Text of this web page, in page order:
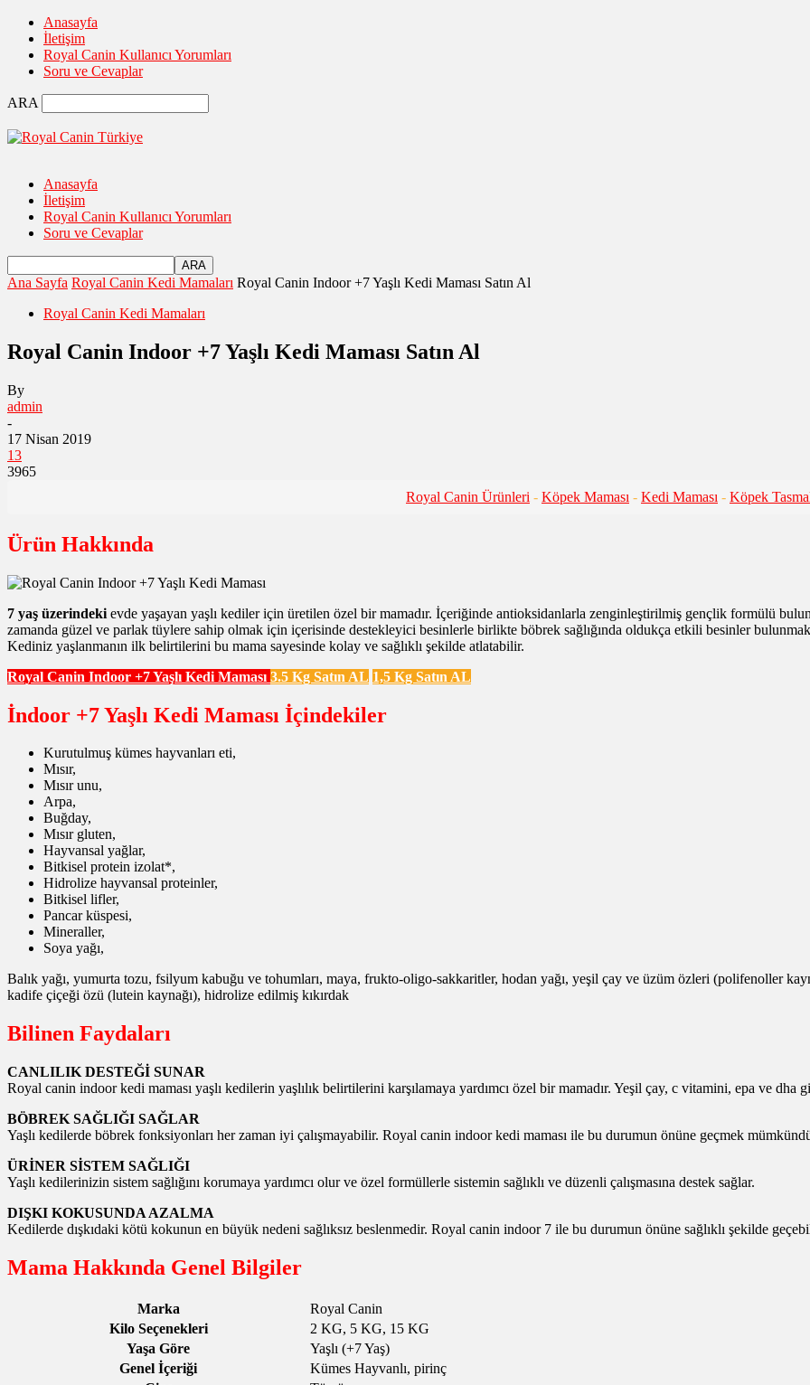
Anasayfa
İletişim
Royal Canin Kullanıcı Yorumları
Soru ve Cevaplar
ARA
Anasayfa
İletişim
Royal Canin Kullanıcı Yorumları
Soru ve Cevaplar
Ana Sayfa Royal Canin Kedi Mamaları Royal Canin Indoor +7 Yaşlı Kedi Maması Satın Al
Royal Canin Kedi Mamaları
Royal Canin Indoor +7 Yaşlı Kedi Maması Satın Al
By
admin
-
17 Nisan 2019
13
3965
Royal Canin Ürünleri - Köpek Maması - Kedi Maması - Köpek
Ürün Hakkında
7 yaş üzerindeki evde yaşayan yaşlı kediler için üretilen özel bir mamadır. İçeriğinde antioksidanlarla zenginleştirilmiş gençlik formülü
zamanda güzel ve parlak tüylere sahip olmak için içerisinde destekleyici besinlerle birlikte böbrek sağlığında oldukça etkili besinler
Kediniz yaşlanmanın ilk belirtilerini bu mama sayesinde kolay ve sağlıklı şekilde atlatabilir.
Royal Canin Indoor +7 Yaşlı Kedi Maması 3.5 Kg Satın AL 1,5 Kg Satın AL
İndoor +7 Yaşlı Kedi Maması İçindekiler
Kurutulmuş kümes hayvanları eti,
Mısır,
Mısır unu,
Arpa,
Buğday,
Mısır gluten,
Hayvansal yağlar,
Bitkisel protein izolat*,
Hidrolize hayvansal proteinler,
Bitkisel lifler,
Pancar küspesi,
Mineraller,
Soya yağı,
Balık yağı, yumurta tozu, fsilyum kabuğu ve tohumları, maya, frukto-oligo-sakkaritler, hodan yağı, yeşil çay ve üzüm özleri (polifenoller
kadife çiçeği özü (lutein kaynağı), hidrolize edilmiş kıkırdak
Bilinen Faydaları
CANLILIK DESTEĞİ SUNAR
Royal canin indoor kedi maması yaşlı kedilerin yaşlılık belirtilerini karşılamaya yardımcı özel bir mamadır. Yeşil çay, c vitamini, epa ve
BÖBREK SAĞLIĞI SAĞLAR
Yaşlı kedilerde böbrek fonksiyonları her zaman iyi çalışmayabilir. Royal canin indoor kedi maması ile bu durumun önüne geçmek
ÜRİNER SİSTEM SAĞLIĞI
Yaşlı kedilerinizin sistem sağlığını korumaya yardımcı olur ve özel formüllerle sistemin sağlıklı ve düzenli çalışmasına destek sağlar.
DIŞKI KOKUSUNDA AZALMA
Kedilerde dışkıdaki kötü kokunun en büyük nedeni sağlıksız beslenmedir. Royal canin indoor 7 ile bu durumun önüne sağlıklı şekilde
Mama Hakkında Genel Bilgiler
Marka
Royal Canin
Kilo Seçenekleri
2 KG, 5 KG, 15 KG
Yaşa Göre
Yaşlı (+7 Yaş)
Genel İçeriği
Kümes Hayvanlı, pirinç